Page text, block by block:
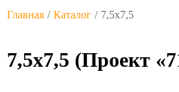
Главная / Каталог / 7,5х7,5
7,5х7,5 (Проект